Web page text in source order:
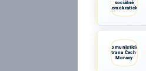
sociálně
demokratická
Komunistická
strana Čech a
Moravy